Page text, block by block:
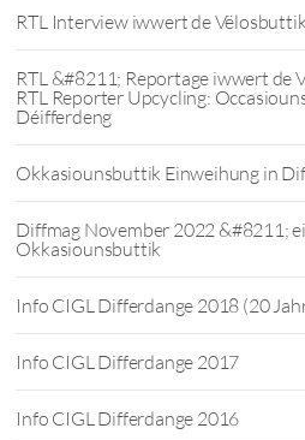
RTL Interview iwwert de Vëlosbuttik
RTL &#8211; Reportage iwwert de
RTL Reporter Upcycling:
Déifferdeng
Okkasiounsbuttik Einweihung in
Diffmag November 2022 &#8211;
Okkasiounsbuttik
Info CIGL Differdange 2018 (20
Info CIGL Differdange 2017
Info CIGL Differdange 2016